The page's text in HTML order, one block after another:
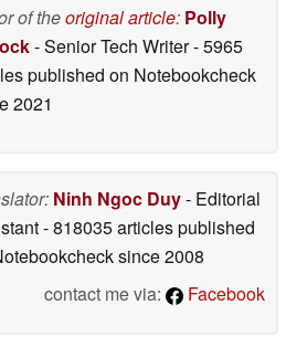
of theoriginal article: Polly
- Senior Tech Writer- 5965
published on Notebookcheck
2021
Ninh Ngoc Duy- Editorial
- 818035 articles published
since 2008
contact me via:
Facebook